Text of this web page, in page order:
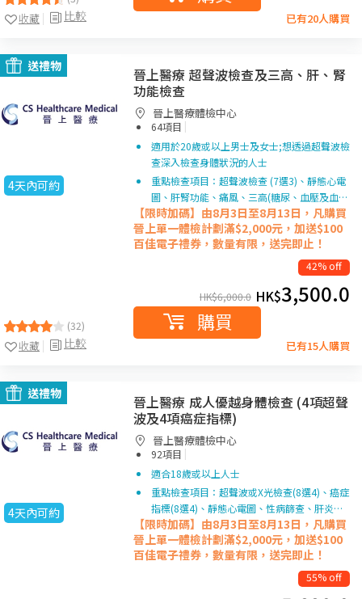
比較
收藏 已有20人購買
送禮物
4天內可約
(32)
比較
收藏
晉上醫療 超聲波檢查及三高、肝、腎
功能檢查
晉上醫療體檢中心
64項目 |
適用於20歲或以上男士及女士;想透過超聲波檢
查深入檢查身體狀況的人士
重點檢查項目：超聲波檢查 (7選3)、靜態心電
圖、肝腎功能、痛風、三高(糖尿、血壓及血…
【限時加碼】由8月3日至8月13日，凡購買
晉上單一體檢計劃滿$2,000元，加送$100
百佳電子禮券，數量有限，送完即止！
42% off
HK$6,000.0 HK$3,500.0
購買
已有15人購買
送禮物
4天內可約
晉上醫療 成人優越身體檢查 (4項超聲
波及4項癌症指標)
晉上醫療體檢中心
92項目 |
適合18歲或以上人士
重點檢查項目：超聲波或X光檢查(8選4)、癌症
指標(8選4)、靜態心電圖、性病篩查、肝炎…
【限時加碼】由8月3日至8月13日，凡購買
晉上單一體檢計劃滿$2,000元，加送$100
百佳電子禮券，數量有限，送完即止！
55% off